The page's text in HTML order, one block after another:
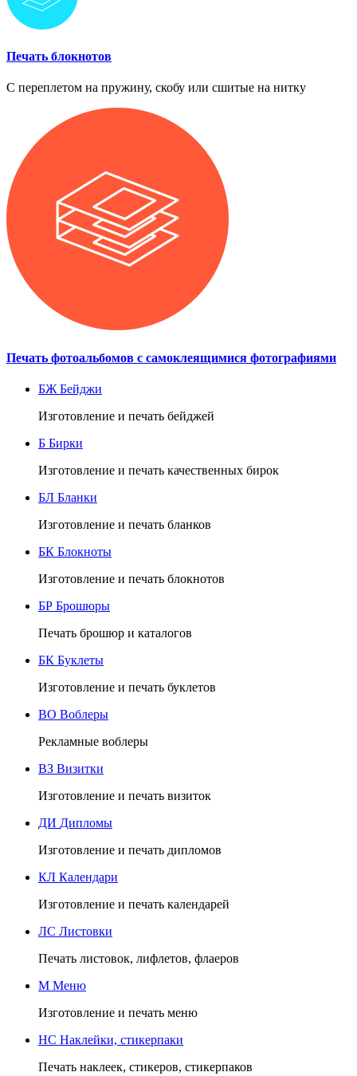
Печать блокнотов
С переплетом на пружину, скобу или сшитые на нитку
Печать фотоальбомов с самоклеящимися фотографиями
БЖ Бейджи
Изготовление и печать бейджей
Б Бирки
Изготовление и печать качественных бирок
БЛ Бланки
Изготовление и печать бланков
БК Блокноты
Изготовление и печать блокнотов
БР Брошюры
Печать брошюр и каталогов
БК Буклеты
Изготовление и печать буклетов
ВО Воблеры
Рекламные воблеры
ВЗ Визитки
Изготовление и печать визиток
ДИ Дипломы
Изготовление и печать дипломов
КЛ Календари
Изготовление и печать календарей
ЛС Листовки
Печать листовок, лифлетов, флаеров
М Меню
Изготовление и печать меню
НС Наклейки, стикерпаки
Печать наклеек, стикеров, стикерпаков